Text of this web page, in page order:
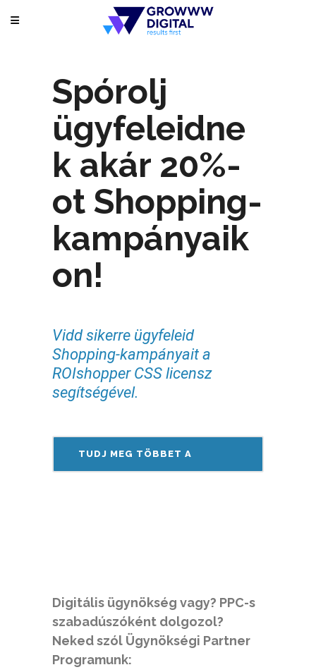
Spórolj
ügyfeleidne
k akár 20%-
ot Shopping-
kampányaik
on!
Vidd sikerre ügyfeleid
Shopping-kampányait a
ROIshopper CSS licensz
segítségével.
TUDJ MEG TÖBBET A
Digitális ügynökség vagy? PPC-s
szabadúszóként dolgozol?
Neked szól Ügynökségi Partner
Programunk: